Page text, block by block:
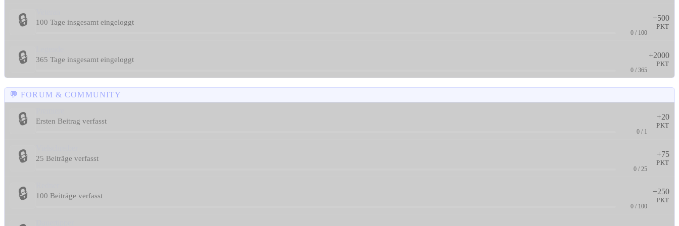
🔒 100 Tage insgesamt eingeloggt
0 / 100
+500
PKT
🔒 365 Tage insgesamt eingeloggt
0 / 365
+2000
PKT
💬 FORUM & COMMUNITY
🔒 Ersten Beitrag verfasst
0 / 1
+20
PKT
🔒 25 Beiträge verfasst
0 / 25
+75
PKT
🔒 100 Beiträge verfasst
0 / 100
+250
PKT